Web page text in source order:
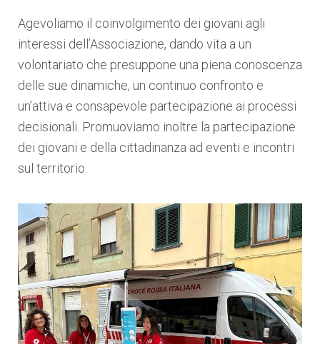
Agevoliamo il coinvolgimento dei giovani agli
interessi dell’Associazione, dando vita a un
volontariato che presuppone una piena conoscenza
delle sue dinamiche, un continuo confronto e
un’attiva e consapevole partecipazione ai processi
decisionali. Promuoviamo inoltre la partecipazione
dei giovani e della cittadinanza ad eventi e incontri
sul territorio.